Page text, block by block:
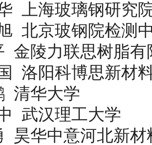
上海玻璃钢研究
北京玻钢院检测
金陵力联思树脂有
洛阳科博思新材
清华大学
武汉理工大学
昊华中意河北新